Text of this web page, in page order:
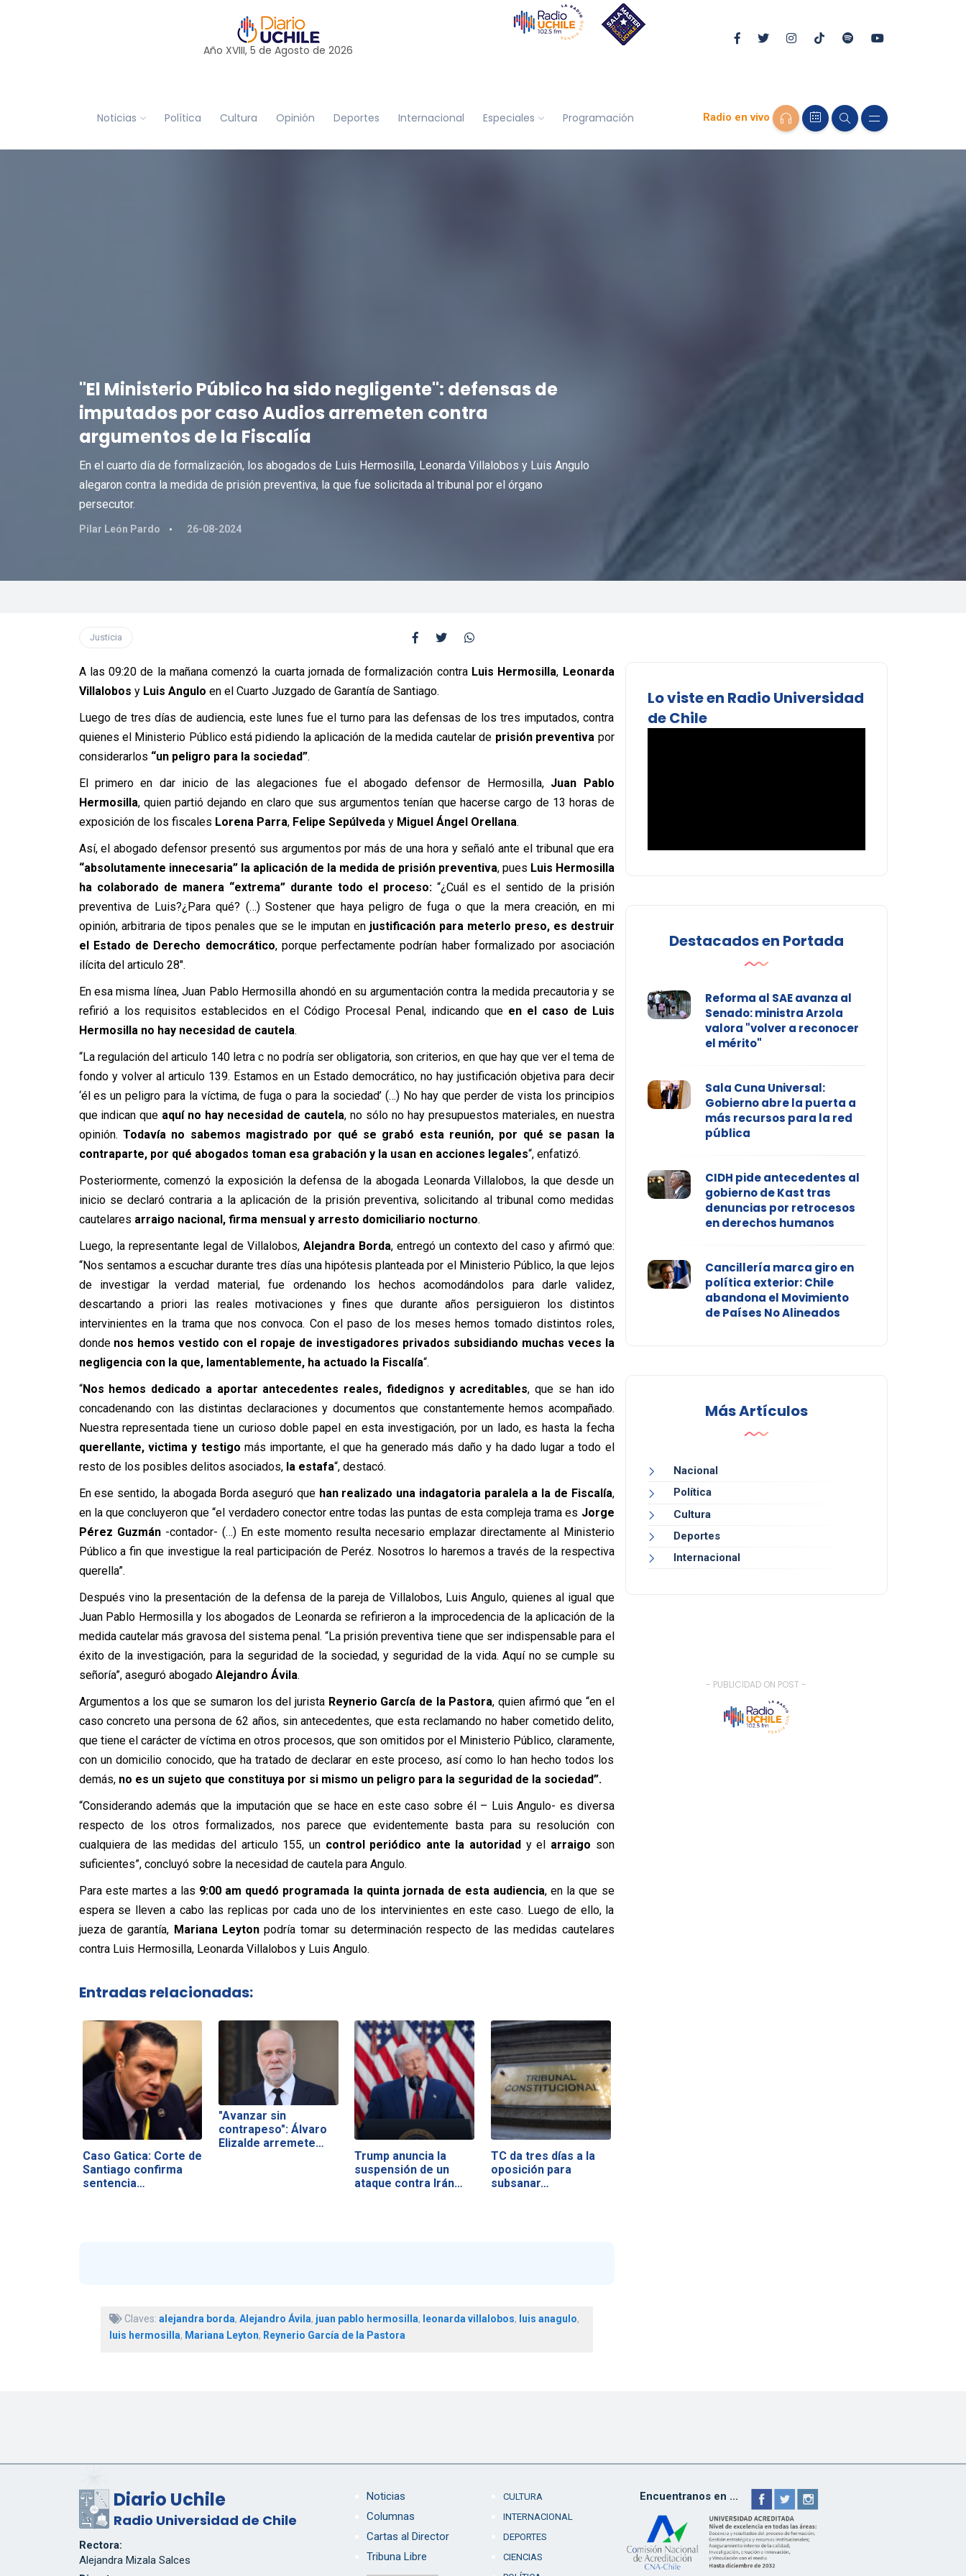
Año XVIII, 5 de Agosto de 2026
Noticias Política Cultura Opinión Deportes Internacional Especiales Programación Radio en vivo
"El Ministerio Público ha sido negligente": defensas de
imputados por caso Audios arremeten contra
argumentos de la Fiscalía
En el cuarto día de formalización, los abogados de Luis Hermosilla, Leonarda Villalobos y Luis Angulo
alegaron contra la medida de prisión preventiva, la que fue solicitada al tribunal por el órgano
persecutor.
Pilar León Pardo 26-08-2024
Justicia
A las 09:20 de la mañana comenzó la cuarta jornada de formalización contra Luis Hermosilla, Leonarda
Villalobos y Luis Angulo en el Cuarto Juzgado de Garantía de Santiago.
Luego de tres días de audiencia, este lunes fue el turno para las defensas de los tres imputados, contra
quienes el Ministerio Público está pidiendo la aplicación de la medida cautelar de prisión preventiva por
considerarlos “un peligro para la sociedad”.
El primero en dar inicio de las alegaciones fue el abogado defensor de Hermosilla, Juan Pablo
Hermosilla, quien partió dejando en claro que sus argumentos tenían que hacerse cargo de 13 horas de
exposición de los fiscales Lorena Parra, Felipe Sepúlveday Miguel Ángel Orellana.
Así, el abogado defensor presentó sus argumentos por más de una hora y señaló ante el tribunal que era
“absolutamente innecesaria” la aplicación de la medida de prisión preventiva, pues Luis Hermosilla
ha colaborado de manera “extrema” durante todo el proceso: “¿Cuál es el sentido de la prisión
preventiva de Luis?¿Para qué? (…) Sostener que haya peligro de fuga o que la mera creación, en mi
opinión, arbitraria de tipos penales que se le imputan enjustificación para meterlo preso, es destruir
el Estado de Derecho democrático, porque perfectamente podrían haber formalizado por asociación
ilícita del articulo 28″.
En esa misma línea, Juan Pablo Hermosilla ahondó en su argumentación contra la medida precautoria y se
refirió a los requisitos establecidos en el Código Procesal Penal, indicando que en el caso de Luis
Hermosilla no hay necesidad de cautela.
“La regulación del articulo 140 letra c no podría ser obligatoria, son criterios, en que hay que ver el tema de
fondo y volver al articulo 139. Estamos en un Estado democrático, no hay justificación objetiva para decir
‘él es un peligro para la víctima, de fuga o para la sociedad’ (…) No hay que perder de vista los principios
que indican que aquí no hay necesidad de cautela, no sólo no hay presupuestos materiales, en nuestra
opinión. Todavía no sabemos magistrado por qué se grabó esta reunión, por qué se pasan la
contraparte, por qué abogados toman esa grabación y la usan en acciones legales“, enfatizó.
Posteriormente, comenzó la exposición la defensa de la abogada Leonarda Villalobos, la que desde un
inicio se declaró contraria a la aplicación de la prisión preventiva, solicitando al tribunal como medidas
cautelares arraigo nacional, firma mensual y arresto domiciliario nocturno.
Luego, la representante legal de Villalobos, Alejandra Borda, entregó un contexto del caso y afirmó que:
“Nos sentamos a escuchar durante tres días una hipótesis planteada por el Ministerio Público, la que lejos
de investigar la verdad material, fue ordenando los hechos acomodándolos para darle validez,
descartando a priori las reales motivaciones y fines que durante años persiguieron los distintos
intervinientes en la trama que nos convoca. Con el paso de los meses hemos tomado distintos roles,
donde nos hemos vestido con el ropaje de investigadores privados subsidiando muchas veces la
negligencia con la que, lamentablemente, ha actuado la Fiscalía“.
“Nos hemos dedicado a aportar antecedentes reales, fidedignos y acreditables, que se han ido
concadenando con las distintas declaraciones y documentos que constantemente hemos acompañado.
Nuestra representada tiene un curioso doble papel en esta investigación, por un lado, es hasta la fecha
querellante, victima y testigo más importante, el que ha generado más daño y ha dado lugar a todo el
resto de los posibles delitos asociados, la estafa“, destacó.
En ese sentido, la abogada Borda aseguró quehan realizado una indagatoria paralela a la de Fiscalía,
en la que concluyeron que “el verdadero conector entre todas las puntas de esta compleja trama es Jorge
Pérez Guzmán-contador- (…) En este momento resulta necesario emplazar directamente al Ministerio
Público a fin que investigue la real participación de Peréz. Nosotros lo haremos a través de la respectiva
querella”.
Después vino la presentación de la defensa de la pareja de Villalobos, Luis Angulo, quienes al igual que
Juan Pablo Hermosilla y los abogados de Leonarda se refirieron a la improcedencia de la aplicación de la
medida cautelar más gravosa del sistema penal. “La prisión preventiva tiene que ser indispensable para el
éxito de la investigación, para la seguridad de la sociedad, y seguridad de la vida. Aquí no se cumple su
señoría”, aseguró abogado Alejandro Ávila.
Argumentos a los que se sumaron los del jurista Reynerio García de la Pastora, quien afirmó que “en el
caso concreto una persona de 62 años, sin antecedentes, que esta reclamando no haber cometido delito,
que tiene el carácter de víctima en otros procesos, que son omitidos por el Ministerio Público, claramente,
con un domicilio conocido, que ha tratado de declarar en este proceso, así como lo han hecho todos los
demás, no es un sujeto que constituya por si mismo un peligro para la seguridad de la sociedad”.
“Considerando además que la imputación que se hace en este caso sobre él – Luis Angulo- es diversa
respecto de los otros formalizados, nos parece que evidentemente basta para su resolución con
cualquiera de las medidas del articulo 155, un control periódico ante la autoridad y el arraigo son
suficientes”, concluyó sobre la necesidad de cautela para Angulo.
Para este martes a las 9:00 am quedó programada la quinta jornada de esta audiencia, en la que se
espera se lleven a cabo las replicas por cada uno de los intervinientes en este caso. Luego de ello, la
jueza de garantía, Mariana Leyton podría tomar su determinación respecto de las medidas cautelares
contra Luis Hermosilla, Leonarda Villalobos y Luis Angulo.
Entradas relacionadas:
Caso Gatica: Corte de
Santiago confirma
sentencia…
"Avanzar sin
contrapeso": Álvaro
Elizalde arremete…
Trump anuncia la
suspensión de un
ataque contra Irán…
TC da tres días a la
oposición para
subsanar…
Claves: alejandra borda, Alejandro Ávila, juan pablo hermosilla, leonarda villalobos, luis anagulo,
luis hermosilla, Mariana Leyton, Reynerio García de la Pastora
Lo viste en Radio Universidad
de Chile
Destacados en Portada
Reforma al SAE avanza al
Senado: ministra Arzola
valora "volver a reconocer
el mérito"
Sala Cuna Universal:
Gobierno abre la puerta a
más recursos para la red
pública
CIDH pide antecedentes al
gobierno de Kast tras
denuncias por retrocesos
en derechos humanos
Cancillería marca giro en
política exterior: Chile
abandona el Movimiento
de Países No Alineados
Más Artículos
Nacional
Política
Cultura
Deportes
Internacional
- PUBLICIDAD ON POST -
Diario Uchile
Radio Universidad de Chile
Rectora:
Alejandra Mizala Salces
Noticias
Columnas
Cartas al Director
Tribuna Libre
CULTURA
INTERNACIONAL
DEPORTES
CIENCIAS
Encuentranos en ...